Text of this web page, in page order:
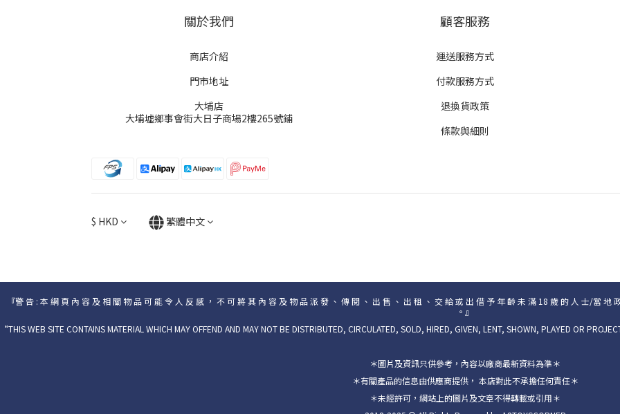
關於我們
商店介紹
門市地址
大埔店
大埔墟鄉事會街大日子商場2樓265號鋪
顧客服務
運送服務方式
付款服務方式
退換貨政策
條款與細則
$ HKD 繁體中文
『警 告 : 本 網 頁 內 容 及 相 關 物 品 可 能 令 人 反 感 ， 不 可 將 其 內 容 及 物 品 派 發 、 傳 閱 、 出 售 、 出 租 、 交 給 或 出 借 予 年 齡 未 滿 18 歲 的 人 士/當
。』
“THIS WEB SITE CONTAINS MATERIAL WHICH MAY OFFEND AND MAY NOT BE DISTRIBUTED, CIRCULATED, SOLD, HIRED, GIVEN, LENT, SHOWN, PLAYED OR
＊圖片及資訊只供參考，內容以廠商最新資料為準＊
＊有關產品的信息由供應商提供， 本店對此不承擔任何責任＊
＊未經許可，網站上的圖片及文章不得轉載或引用＊